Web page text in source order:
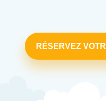
RÉSERVEZ